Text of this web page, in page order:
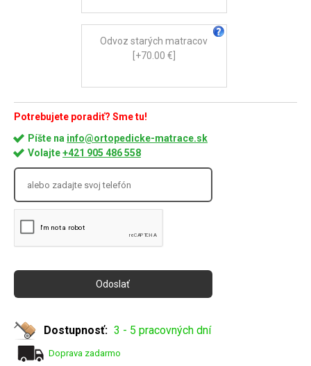
Odvoz starých matracov
[+70.00 €]
Potrebujete poradiť? Sme tu!
Píšte na info@ortopedicke-matrace.sk
Volajte+421 905 486 558
Dostupnosť: 3 - 5 pracovných dní
Doprava zadarmo